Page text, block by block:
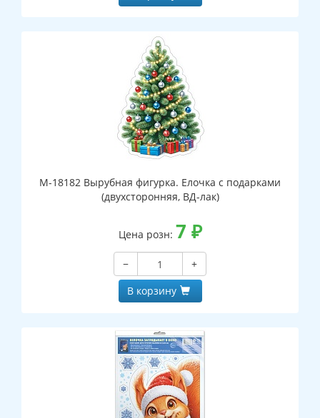
М-18182 Вырубная фигурка. Елочка с подарками
(двухсторонняя, ВД-лак)
Цена розн: 7 ₽
−
+
В корзину